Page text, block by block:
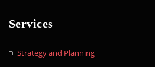
Services
Strategy and Planning